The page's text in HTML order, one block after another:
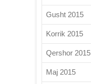
Gusht 2015
Korrik 2015
Qershor 2015
Maj 2015